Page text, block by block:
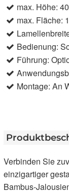
max. Höhe:
max. Fläche:
Bedienung:
Führung:
Montage: An
Verbinden Sie
einzigartiger
Bambus-
finden Sie
Ihrer Einrichtung
zu einem